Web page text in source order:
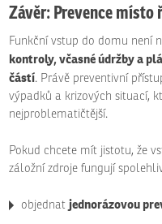
Závěr: Prevence místo
Funkční vstup do domu není
kontroly, včasné údržby a
částí. Právě preventivní
výpadků a krizových situací,
nejproblematičtější.
Pokud chcete mít jistotu, že
záložní zdroje fungují
objednatjednorázovou